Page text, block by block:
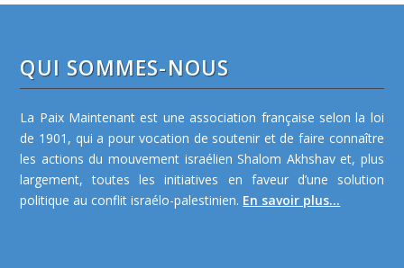
QUI SOMMES-NOUS
La Paix Maintenant est une association française selon la loi
de 1901, qui a pour vocation de soutenir et de faire connaître
les actions du mouvement israélien Shalom Akhshav et, plus
largement, toutes les initiatives en faveur d’une solution
politique au conflit israélo-palestinien. En savoir plus...